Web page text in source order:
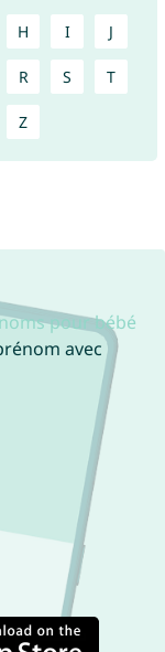
H I J
R S T
Z
pour bébé
avec